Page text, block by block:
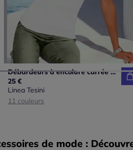
Débardeurs à encolure carrée basiques faciles à associer
25 €
Linea Tesini
11 couleurs
de mode :